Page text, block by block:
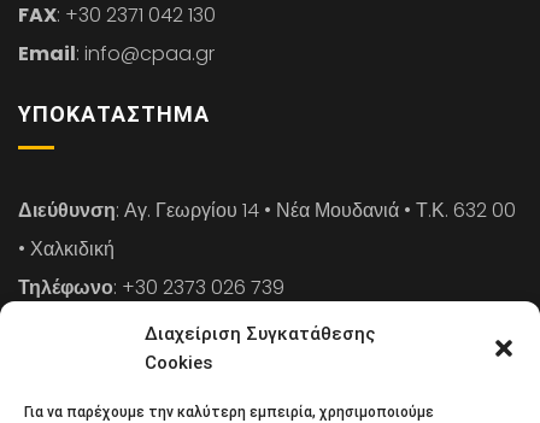
Διαχείριση Συγκατάθεσης
Cookies
Για να παρέχουμε την καλύτερη εμπειρία, χρησιμοποιούμε
FAX: +30 2371 042 130
Email: info@cpaa.gr
ΥΠΟΚΑΤΆΣΤΗΜΑ
Διεύθυνση: Αγ. Γεωργίου 14 • Νέα Μουδανιά • Τ.Κ. 632 00
• Χαλκιδική
Τηλέφωνο: +30 2373 026 739
: +30 2373 026 739
: info@cpaa.gr